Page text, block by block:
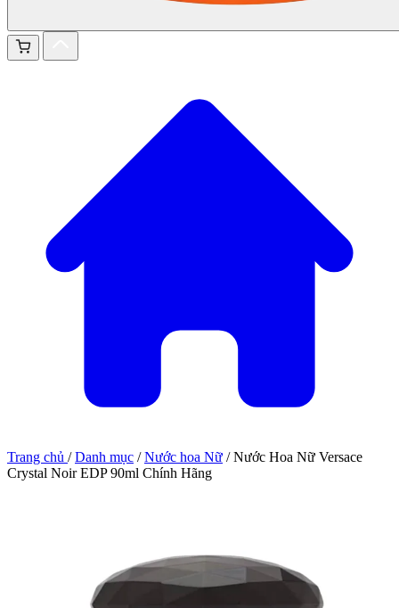
Trang chủ / Danh mục / Nước hoa Nữ / Nước Hoa Nữ Versace
Crystal Noir EDP 90ml Chính Hãng